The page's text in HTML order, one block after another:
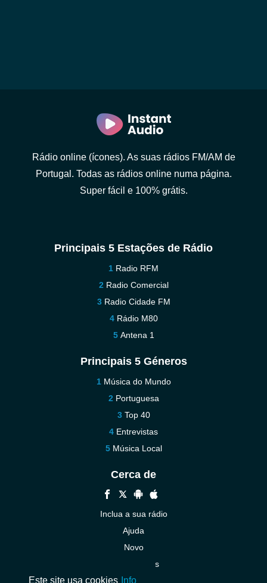
Rádio online (ícones). As suas rádios FM/AM de
Portugal. Todas as rádios online numa página.
Super fácil e 100% grátis.
Principais 5 Estações de Rádio
Radio RFM
Radio Comercial
Radio Cidade FM
Rádio M80
Antena 1
Principais 5 Géneros
Música do Mundo
Portuguesa
Top 40
Entrevistas
Música Local
Cerca de
Inclua a sua rádio
Ajuda
Novo
Contacte-nos
Este site usa cookies Info